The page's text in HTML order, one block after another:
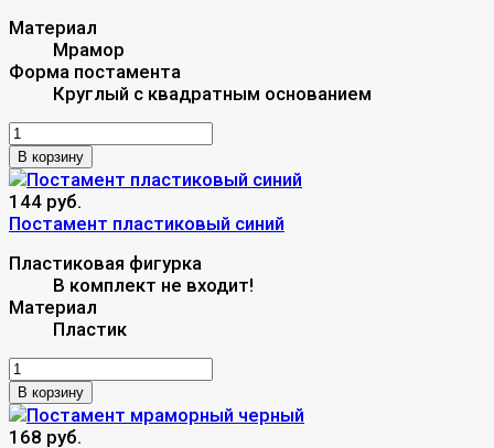
Материал
Мрамор
Форма постамента
Круглый с квадратным основанием
В корзину
144 руб.
Постамент пластиковый синий
Пластиковая фигурка
В комплект не входит!
Материал
Пластик
В корзину
168 руб.